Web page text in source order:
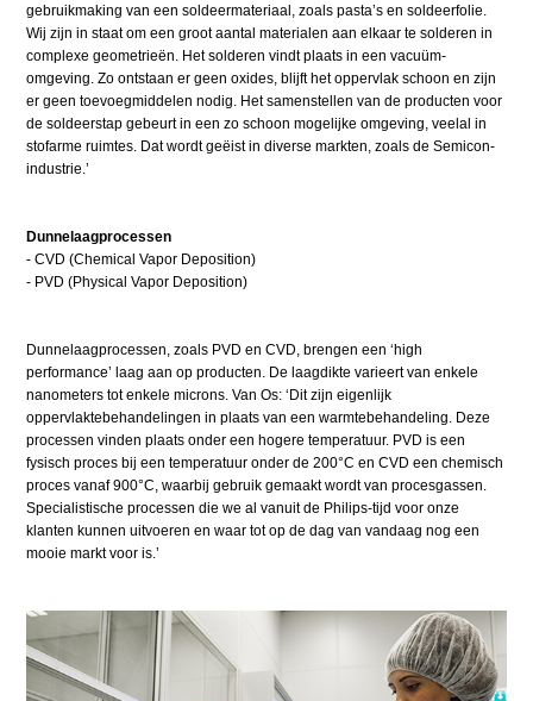
gebruikmaking van een soldeermateriaal, zoals pasta’s en soldeerfolie.
Wij zijn in staat om een groot aantal materialen aan elkaar te solderen in
complexe geometrieën. Het solderen vindt plaats in een vacuüm­
omgeving. Zo ontstaan er geen oxides, blijft het oppervlak schoon en zijn
er geen toevoegmiddelen nodig. Het samenstellen van de producten voor
de soldeerstap gebeurt in een zo schoon mogelijke omgeving, veelal in
stofarme ruimtes. Dat wordt geëist in diverse markten, zoals de Semicon-
industrie.’
Dunnelaagprocessen
- CVD (Chemical Vapor Deposition)
- PVD (Physical Vapor Deposition)
Dunnelaagprocessen, zoals PVD en CVD, brengen een ‘high
performance’ laag aan op producten. De laagdikte varieert van enkele
nanometers tot enkele microns. Van Os: ‘Dit zijn eigenlijk
oppervlaktebehandelingen in plaats van een warmtebehandeling. Deze
processen vinden plaats onder een hogere temperatuur. PVD is een
fysisch proces bij een temperatuur onder de 200°C en CVD een chemisch
proces vanaf 900°C, waarbij gebruik gemaakt wordt van procesgassen.
Specialistische processen die we al vanuit de Philips-tijd voor onze
klanten kunnen uitvoeren en waar tot op de dag van vandaag nog een
mooie markt voor is.’